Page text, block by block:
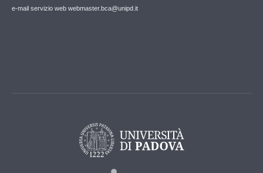
e-mail servizio web webmaster.bca@unipd.it